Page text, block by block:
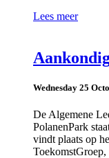
Lees meer
Wednesday 25
De Algemene
PolanenPark
vindt plaats op